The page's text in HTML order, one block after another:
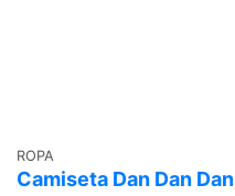
ROPA
Camiseta Dan Dan Dan